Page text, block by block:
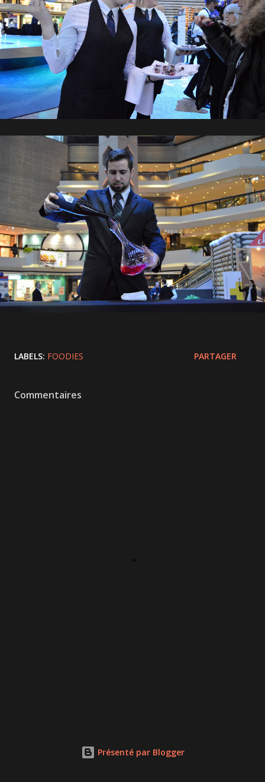
LABELS: FOODIES PARTAGER
Commentaires
Présenté par Blogger